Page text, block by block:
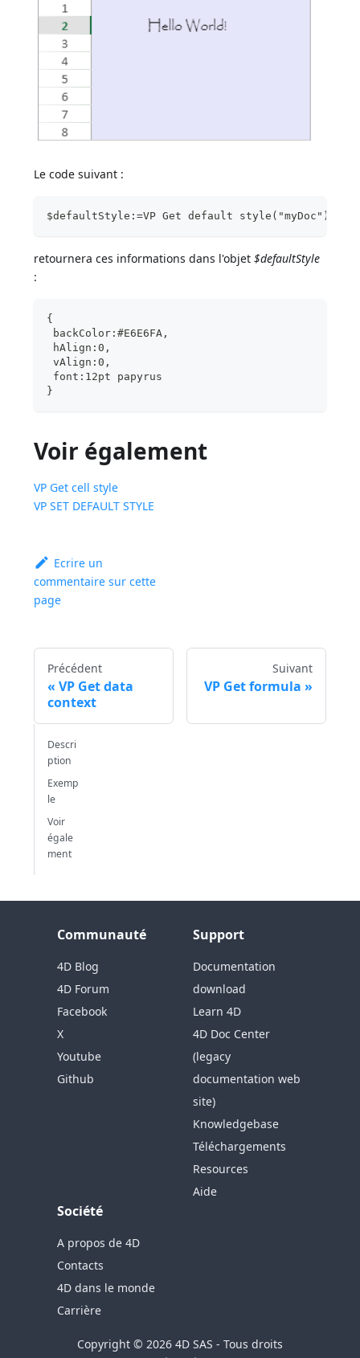
Le code suivant :
$defaultStyle:=VP Get default style("myDoc")
retournera ces informations dans l'objet$defaultStyle
:
{
backColor:#E6E6FA,
hAlign:0,
vAlign:0,
font:12pt papyrus
}
Voir également
VP Get cell style
VP SET DEFAULT STYLE
Ecrire un
commentaire sur cette
page
Précédent
VP Get data
context
Suivant
VP Get formula
Descri
ption
Exemp
le
Voir
égale
ment
Communauté
4D Blog
4D Forum
Facebook
X
Youtube
Github
Support
Documentation
download
Learn 4D
4D Doc Center
(legacy
documentation web
site)
Knowledgebase
Téléchargements
Resources
Aide
Société
A propos de 4D
Contacts
4D dans le monde
Carrière
Copyright © 2026 4D SAS - Tous droits